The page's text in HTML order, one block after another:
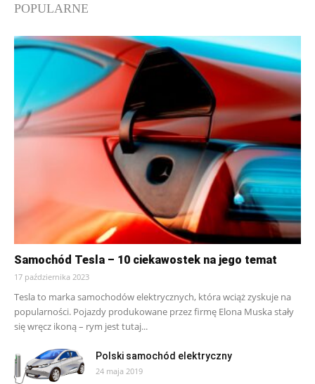
POPULARNE
Samochód Tesla – 10 ciekawostek na jego temat
17 października 2023
Tesla to marka samochodów elektrycznych, która wciąż zyskuje na
popularności. Pojazdy produkowane przez firmę Elona Muska stały
się wręcz ikoną – rym jest tutaj...
Polski samochód elektryczny
24 maja 2019